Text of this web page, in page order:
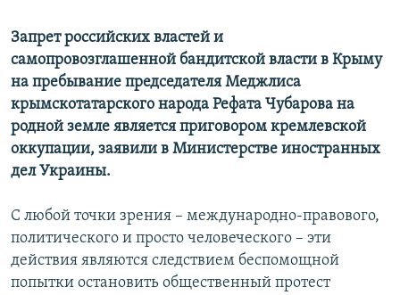
Запрет российских властей и
самопровозглашенной бандитской власти в Крыму
на пребывание председателя Меджлиса
крымскотатарского народа Рефата Чубарова на
родной земле является приговором кремлевской
оккупации, заявили в Министерстве иностранных
дел Украины.
С любой точки зрения – международно-правового,
политического и просто человеческого – эти
действия являются следствием беспомощной
попытки остановить общественный протест